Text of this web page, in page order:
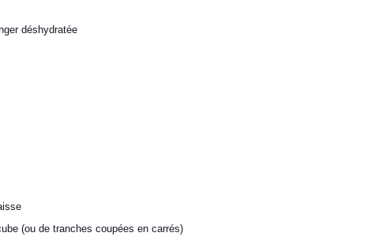
déshydratée
(ou de tranches coupées en carrés)